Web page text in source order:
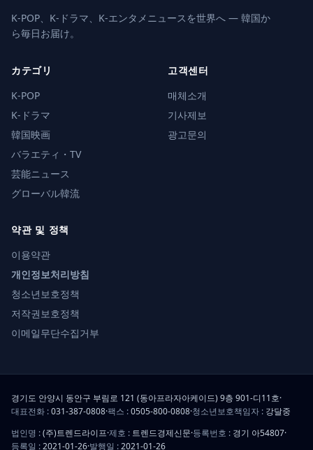
K-POP、K-ドラマ、K-エンタメニュースを世界へ — 韓国か
ら毎日お届け。
カテゴリ
K-POP
K-ドラマ
韓国映画
バラエティ・TV
芸能ニュース
グローバル韓流
고객센터
매체소개
기사제보
광고문의
약관 및 정책
이용약관
개인정보처리방침
청소년보호정책
저작권보호정책
이메일무단수집거부
경기도 안양시 동안구 부림로 121 (동아프라자아케이드) 9층 901-디11호·
대표전화 :031-387-0808·팩스 :0505-800-0808·청소년보호책임자 : 강달중
법인명 :(주)트렌드라이프·제호 : 트렌드경제신문·등록번호 : 경기 아54807·
등록일 :2021-01-26·발행일 :2021-01-26